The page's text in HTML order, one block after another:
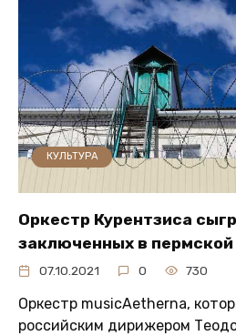
КУЛЬТУРА
Оркестр Курентзиса
заключенных в пермской
07.10.2021 0 730
Оркестр musicAetherna,
российским дирижером